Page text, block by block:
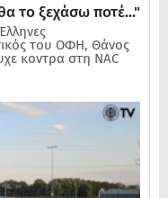
το ξεχάσω ποτέ..."
του ΟΦΗ, Θάνος
κοντρα στη NAC